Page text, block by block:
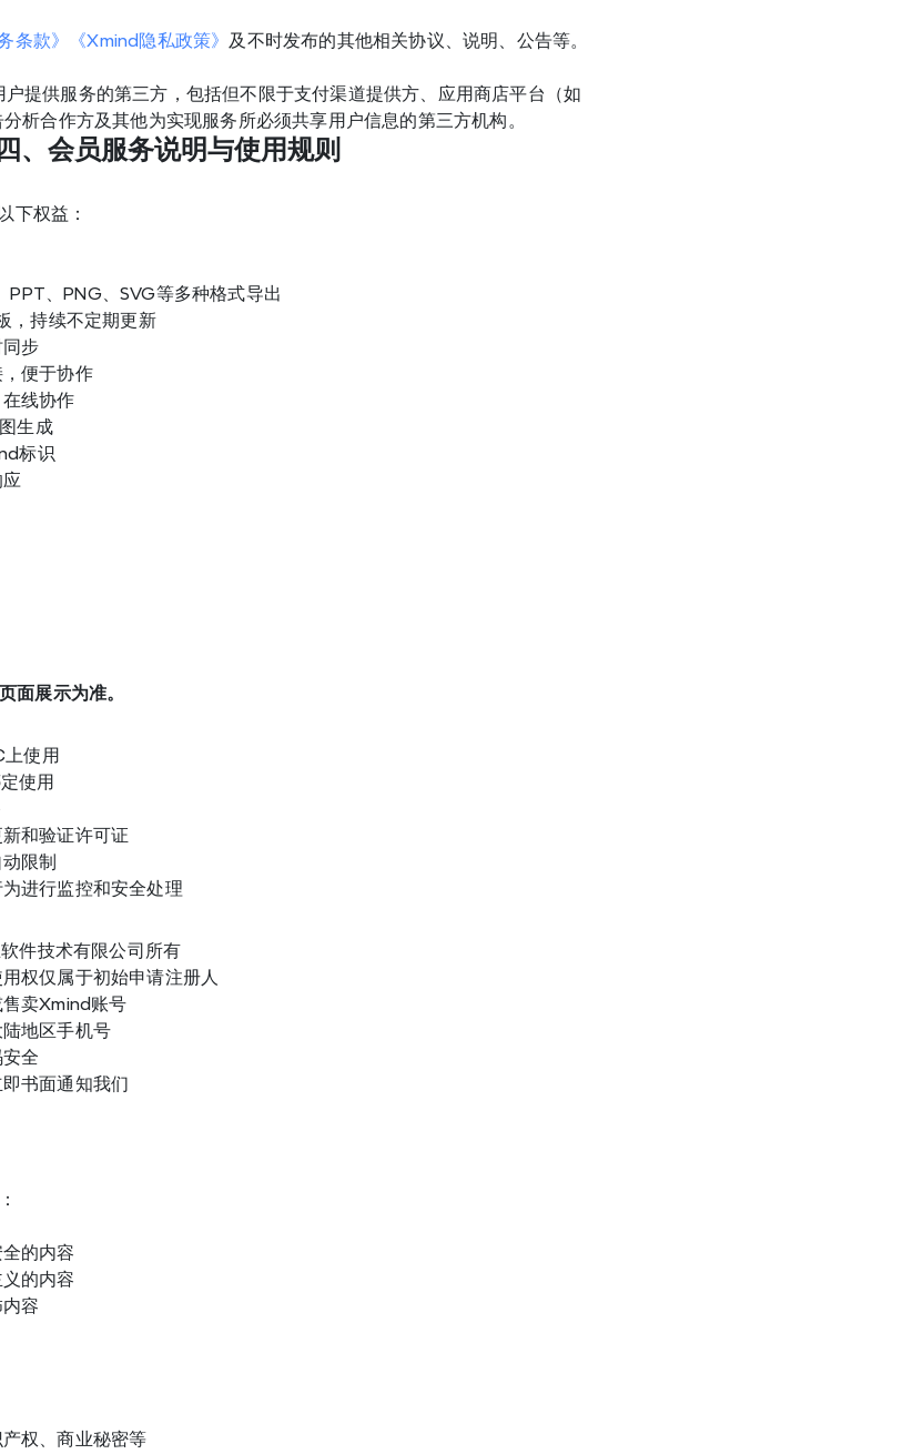
条款》 《Xmind隐私政策》 及不时发布的其他相关协议、说明、公告等。
提供服务的第三方，包括但不限于支付渠道提供方、应用商店平台（如
析合作方及其他为实现服务所必须共享用户信息的第三方机构。
四、会员服务说明与使用规则
下权益：
、PNG、SVG等多种格式导出
，持续不定期更新
步
便于协作
线协作
生成
标识
面展示为准。
使用
使用
和验证许可证
限制
进行监控和安全处理
件技术有限公司所有
权仅属于初始申请注册人
卖Xmind账号
地区手机号
全
书面通知我们
的内容
的内容
容
权、商业秘密等